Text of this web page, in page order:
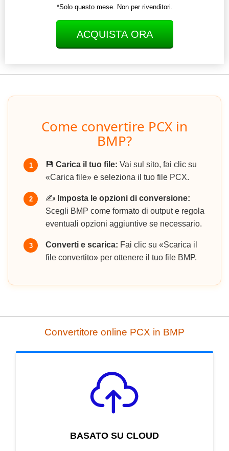
*Solo questo mese. Non per rivenditori.
ACQUISTA ORA
Come convertire PCX in
BMP?
1 💾 Carica il tuo file: Vai sul sito, fai clic su
«Carica file» e seleziona il tuo file PCX.
2 ✍️ Imposta le opzioni di conversione:
Scegli BMP come formato di output e regola
eventuali opzioni aggiuntive se necessario.
3 Converti e scarica: Fai clic su «Scarica il
file convertito» per ottenere il tuo file BMP.
Convertitore online PCX in BMP
BASATO SU CLOUD